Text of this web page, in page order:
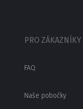
PRO ZÁKAZNÍKY
FAQ
Naše pobočky